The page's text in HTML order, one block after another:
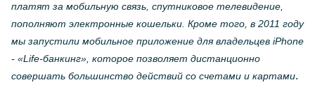
платят за мобильную связь, спутниковое телевидение,
пополняют электронные кошельки. Кроме того, в 2011 году
мы запустили мобильное приложение для владельцев iPhone
- «Life-банкинг», которое позволяет дистанционно
совершать большинство действий со счетами и картами.